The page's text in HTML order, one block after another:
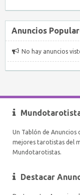
Anuncios
No hay anuncios
Un Tablón de Anuncios
mejores tarotistas del
Mundotarotistas.
Destacar